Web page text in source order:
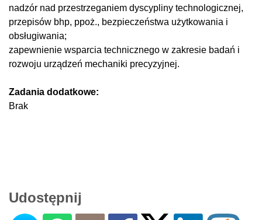
nadzór nad przestrzeganiem dyscypliny technologicznej,
przepisów bhp, ppoż., bezpieczeństwa użytkowania i
obsługiwania;
zapewnienie wsparcia technicznego w zakresie badań i
rozwoju urządzeń mechaniki precyzyjnej.
Zadania dodatkowe:
Brak
Udostępnij